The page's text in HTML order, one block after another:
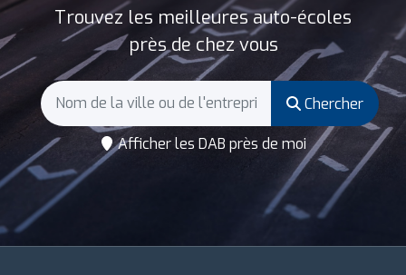
Trouvez les meilleures auto-écoles
près de chez vous
Chercher
Afficher les DAB près de moi